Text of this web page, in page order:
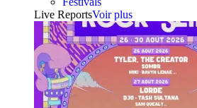
Live ReportsVoir plus